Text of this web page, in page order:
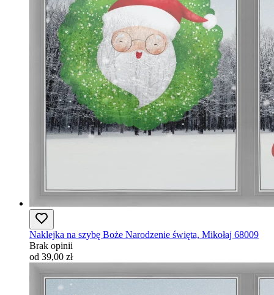
Naklejka na szybę Boże Narodzenie święta, Mikołaj 68009
Brak opinii
od 39,00 zł